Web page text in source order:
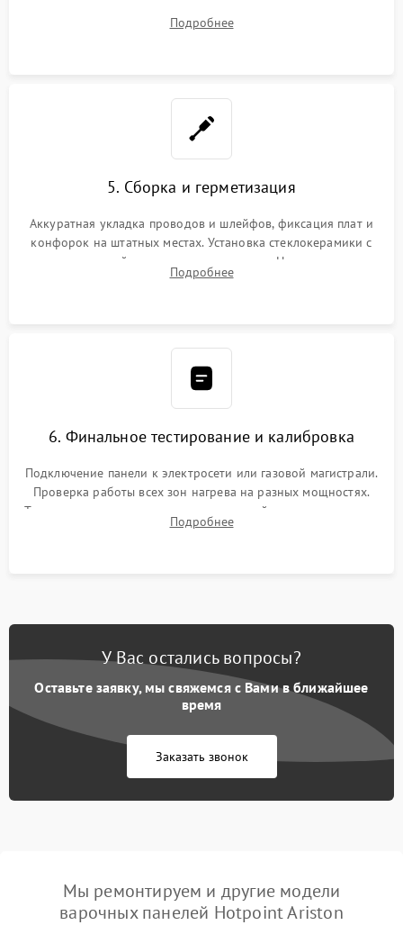
дорожек. Очистка контактов и замена поврежденной
Подробнее
5. Сборка и герметизация
Аккуратная укладка проводов и шлейфов, фиксация плат и
конфорок на штатных местах. Установка стеклокерамики с
проверкой равномерности зазоров. Нанесение
термостойкого герметика или укладка уплотнительной
Подробнее
6. Финальное тестирование и калибровка
Подключение панели к электросети или газовой магистрали.
Проверка работы всех зон нагрева на разных мощностях.
Тестирование сенсорного управления, таймера, индикаторов
остаточного тепла и систем защиты от перегрева.
Подробнее
У Вас остались вопросы?
Оставьте заявку, мы свяжемся с Вами в ближайшее
время
Заказать звонок
Мы ремонтируем и другие модели
варочных панелей Hotpoint Ariston